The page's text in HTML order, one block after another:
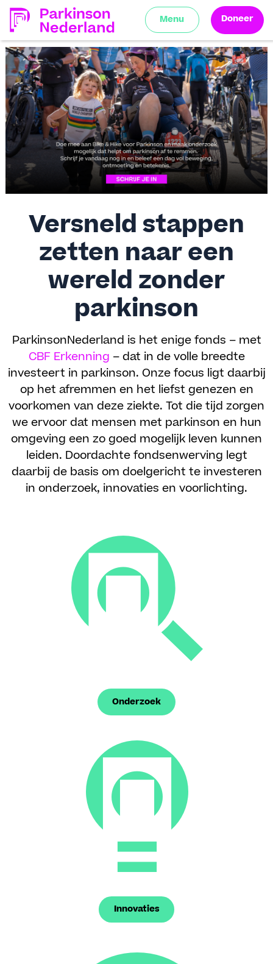
Menu Doneer
Versneld stappen
zetten naar een
wereld zonder
parkinson
ParkinsonNederland is het enige fonds – met
CBF Erkenning – dat in de volle breedte
investeert in parkinson. Onze focus ligt daarbij
op het afremmen en het liefst genezen en
voorkomen van deze ziekte. Tot die tijd zorgen
we ervoor dat mensen met parkinson en hun
omgeving een zo goed mogelijk leven kunnen
leiden. Doordachte fondsenwerving legt
daarbij de basis om doelgericht te investeren
in onderzoek, innovaties en voorlichting.
Onderzoek
Innovaties